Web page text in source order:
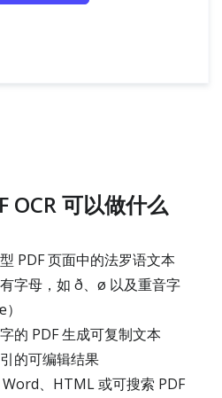
OCR 可以做什么
PDF 页面中的法罗语文本
字母，如 ð、ø 以及重音字
的 PDF 生成可复制文本
的可编辑结果
、HTML 或可搜索 PDF